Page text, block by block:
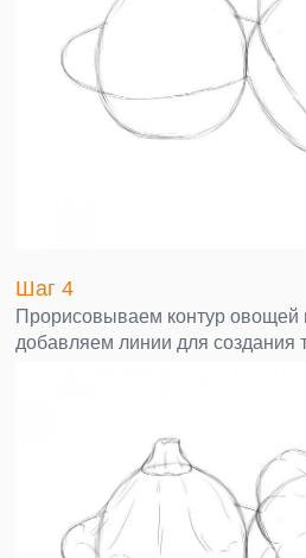
Шаг 4
Прорисовываем контур овощей
добавляем линии для создания